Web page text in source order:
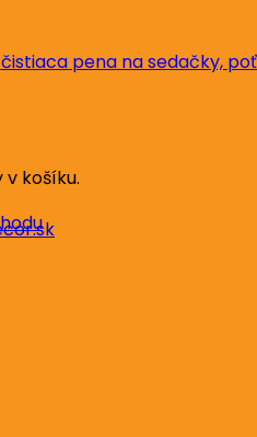
košíku.
pena na sedačky,